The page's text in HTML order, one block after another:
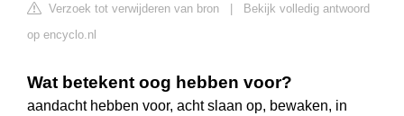
Verzoek tot verwijderen van bron | Bekijk volledig antwoord
op encyclo.nl
Wat betekent oog hebben voor?
aandacht hebben voor, acht slaan op, bewaken, in